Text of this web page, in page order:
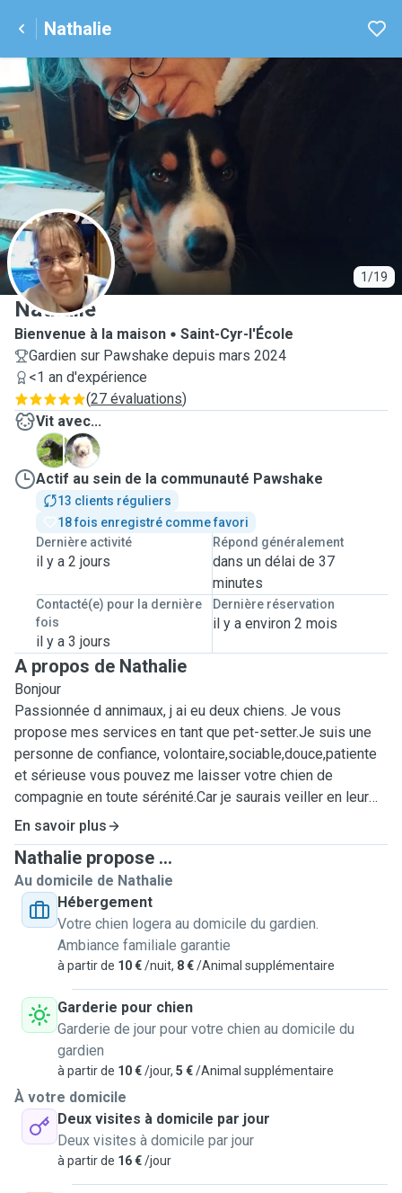
Nathalie
1/19
N
Nathalie
Bienvenue à la maison
Saint-Cyr-l'École
Gardien sur Pawshake depuis mars 2024
<1 an d'expérience
(27 évaluations)
Vit avec...
L
P
Actif au sein de la communauté Pawshake
13 clients réguliers
18 fois enregistré comme favori
Dernière activité
il y a 2 jours
Répond généralement
dans un délai de 37
minutes
Contacté(e) pour la dernière
fois
il y a 3 jours
Dernière réservation
il y a environ 2 mois
A propos de Nathalie
Bonjour
Passionnée d annimaux, j ai eu deux chiens. Je vous
propose mes services en tant que pet-setter.Je suis une
personne de confiance, volontaire,sociable,douce,patiente
et sérieuse vous pouvez me laisser votre chien de
compagnie en toute sérénité.Car je saurais veiller en leur
bien être comme si ils étaient les miens. Je suis la
personne idéale à qui confier son chien de compagnie ,je
saurais leur tenir compagnie, les sortir en ballade, les
câliner,prendre soins de leur apporter de l affection et gérer
les repas..je dispose d un jardin cloturer ou ils pourront
gambader ,ils dormiront avec moi dans ma chambre afin qu
ils ne sentent pas seul les nuits. Motivée à l idée de vous
proposez mes services, je me tiens à votre entière
disposition pour toute autre information et convenir d'un
éventuel entretien cordialement merci à vous
J ai une maison plein a pied ,avec un jardin ou vos animaux
de compagnie pourrons gambader,j irais les ballader trois
fois par jours en leurs faisant de grande ballade,je m
amuserais avec vos animaux, je les calinerais, ainsi pour
les repas je serais gere si il ya un traitement à leur donner
je serais gérée à leurs administrés
En savoir plus
Nathalie propose ...
Au domicile de Nathalie
Hébergement
Votre chien logera au domicile du gardien.
Ambiance familiale garantie
à partir de 10 €/nuit, 8 €/Animal supplémentaire
Garderie pour chien
Garderie de jour pour votre chien au domicile du
gardien
à partir de 10 €/jour, 5 €/Animal supplémentaire
À votre domicile
Deux visites à domicile par jour
Deux visites à domicile par jour
à partir de 16 €/jour